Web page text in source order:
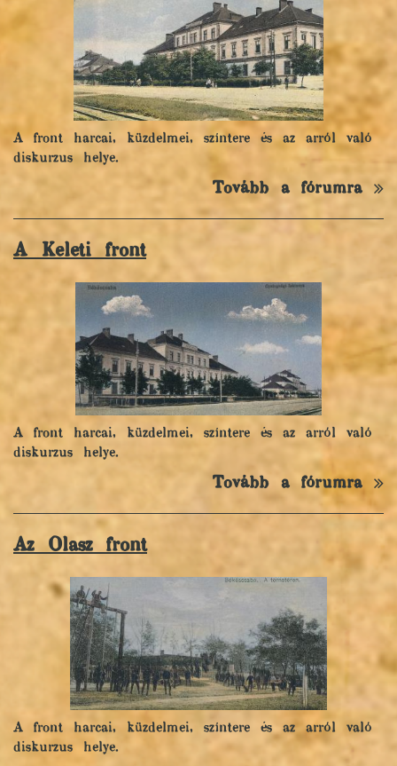
A front harcai, küzdelmei, színtere és az arról való
diskurzus helye.
Tovább a fórumra
A Keleti front
A front harcai, küzdelmei, színtere és az arról való
diskurzus helye.
Tovább a fórumra
Az Olasz front
A front harcai, küzdelmei, színtere és az arról való
diskurzus helye.